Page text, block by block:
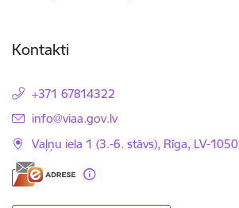
Kontakti
+371 67814322
E-pasts:
info@viaa.gov.lv
Vaļņu iela 1 (3.-6. stāvs), Rīga, LV-1050